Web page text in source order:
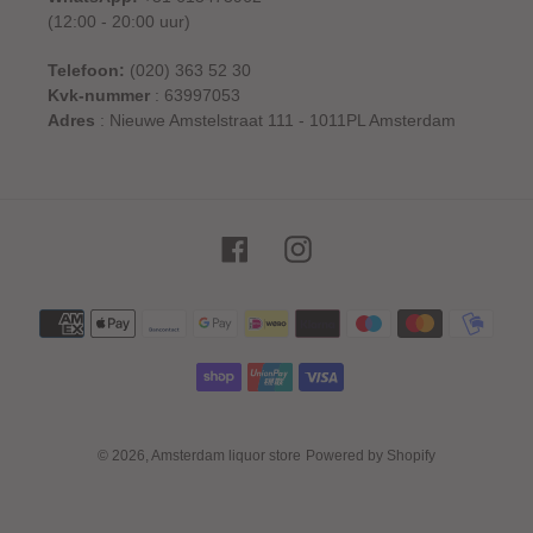
(12:00 - 20:00 uur)
Telefoon: (020) 363 52 30
Kvk-nummer : 63997053
Adres : Nieuwe Amstelstraat 111 - 1011PL Amsterdam
FacebookInstagram
Betaalmethoden
© 2026, Amsterdam liquor store Powered by Shopify